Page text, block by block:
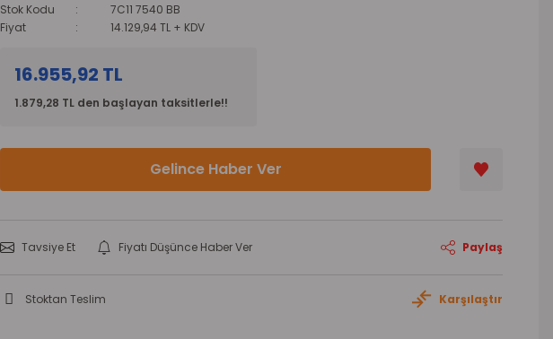
Stok Kodu
7C11 7540 BB
Fiyat
14.129,94 TL + KDV
16.955,92 TL
1.879,28 TL den başlayan taksitlerle!!
Gelince Haber Ver
Tavsiye Et Fiyatı Düşünce Haber Ver Paylaş
Stoktan Teslim Karşılaştır